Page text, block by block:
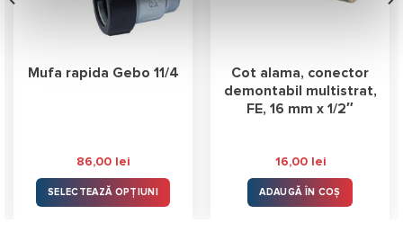
Mufa rapida Gebo 11/4
86,00 lei
SELECTEAZĂ OPȚIUNI
Cot alama, conector
demontabil multistrat,
FE, 16 mm x 1/2″
16,00 lei
ADAUGĂ ÎN COȘ